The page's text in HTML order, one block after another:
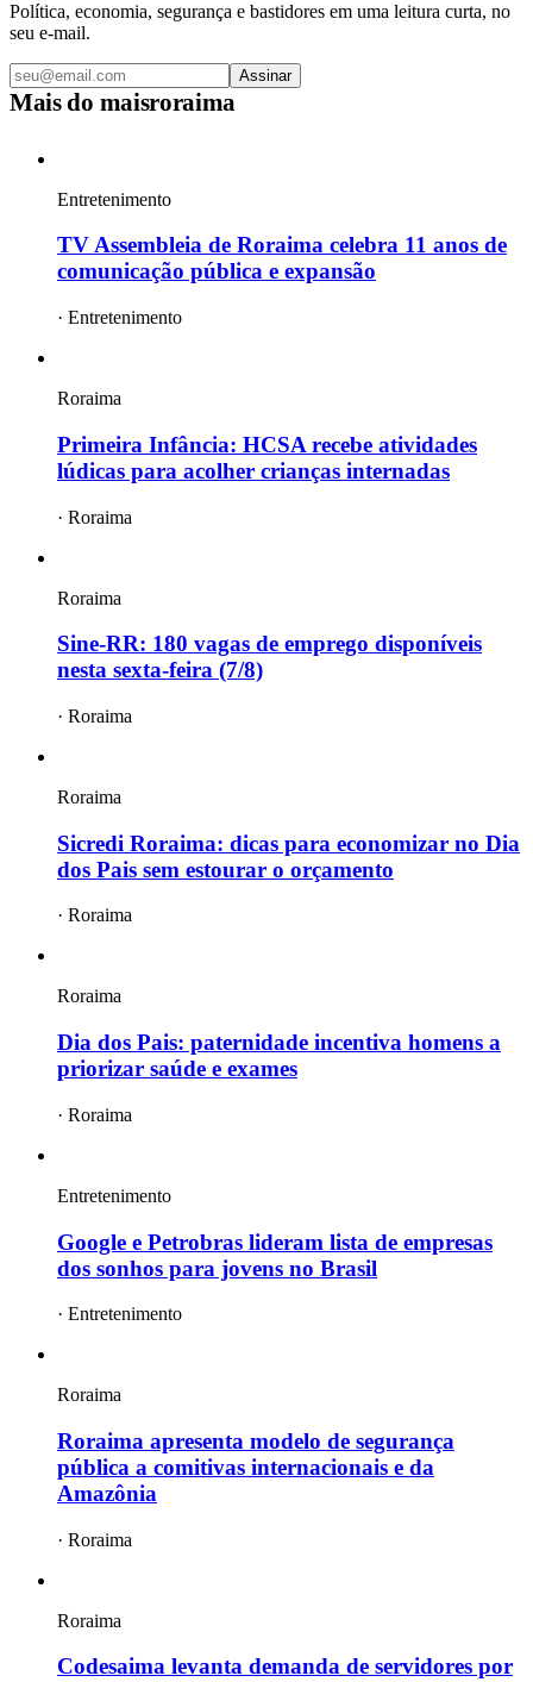
Política, economia, segurança e bastidores em uma leitura curta, no
seu e-mail.
Assinar
Mais do maisroraima
Entretenimento
TV Assembleia de Roraima celebra 11 anos de
comunicação pública e expansão
· Entretenimento
Roraima
Primeira Infância: HCSA recebe atividades
lúdicas para acolher crianças internadas
· Roraima
Roraima
Sine-RR: 180 vagas de emprego disponíveis
nesta sexta-feira (7/8)
· Roraima
Roraima
Sicredi Roraima: dicas para economizar no Dia
dos Pais sem estourar o orçamento
· Roraima
Roraima
Dia dos Pais: paternidade incentiva homens a
priorizar saúde e exames
· Roraima
Entretenimento
Google e Petrobras lideram lista de empresas
dos sonhos para jovens no Brasil
· Entretenimento
Roraima
Roraima apresenta modelo de segurança
pública a comitivas internacionais e da
Amazônia
· Roraima
Roraima
Codesaima levanta demanda de servidores por